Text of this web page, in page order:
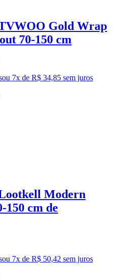
Gold Wrap
70-150 cm
ou 7x de R$ 34,85 sem juros
Modern
150 cm de
ou 7x de R$ 50,42 sem juros